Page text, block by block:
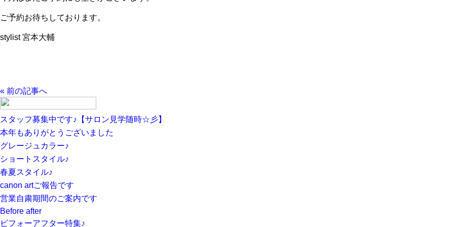
ご予約お待ちしております。
stylist 宮本大輔
« 前の記事へ
スタッフ募集中です♪【サロン見学随時☆彡】
本年もありがとうございました
グレージュカラー♪
ショートスタイル♪
春夏スタイル♪
canon artご報告です
営業自粛期間のご案内です
Before after
ビフォーアフター特集♪